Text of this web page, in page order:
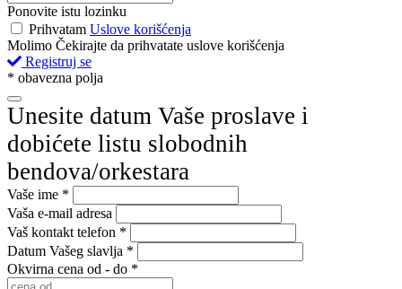
Ponovite istu lozinku
Prihvatam Uslove korišćenja
Molimo Čekirajte da prihvatate uslove korišćenja
Registruj se
* obavezna polja
Unesite datum Vaše proslave i
dobićete listu slobodnih
bendova/orkestara
Vaše ime *
Vaša e-mail adresa
Vaš kontakt telefon *
Datum Vašeg slavlja *
Okvirna cena od - do *